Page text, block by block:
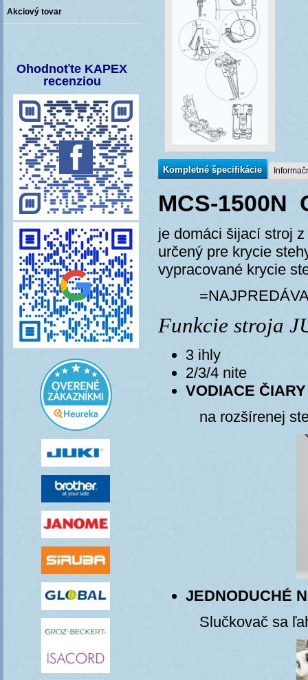
Akciový tovar
Ohodnoťte KAPEX
recenziou
recenzia
pomáha
Kompletné špecifikácie
MCS-1500N
je domáci šijací stroj
určený pre krycie
vypracované krycie
Funkcie stroja
3 ihly
2/3/4 nite
VODIACE ČIARY
na rozšírenej
JEDNODUCHÉ
Slučkovač sa